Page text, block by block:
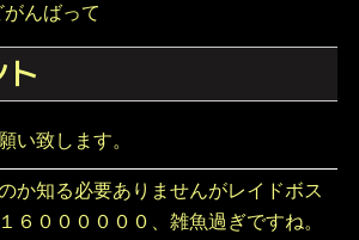
んばって
い致します。
か知る必要ありませんがレイドボス
６００００００、雑魚過ぎですね。